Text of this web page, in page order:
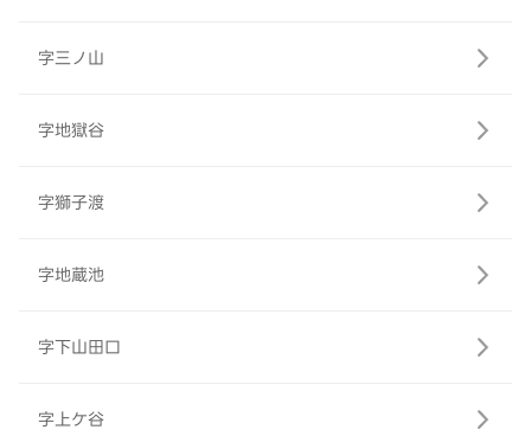
字三ノ山
字地獄谷
字獅子渡
字地蔵池
字下山田口
字上ケ谷